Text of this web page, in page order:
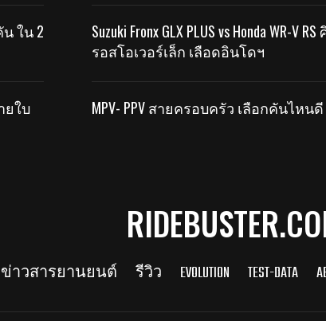
ใน 2
ยใบ
Suzuki Fronx GLX PLUS vs Honda WR-V
รอสโอเวอร์เล็ก เลือดอินโดฯ
MPV- PPV สายครอบครัว เลือกคันไหนดี
ข่าวสารยานยนต์ รีวิว EVOLUTION TEST-DATA